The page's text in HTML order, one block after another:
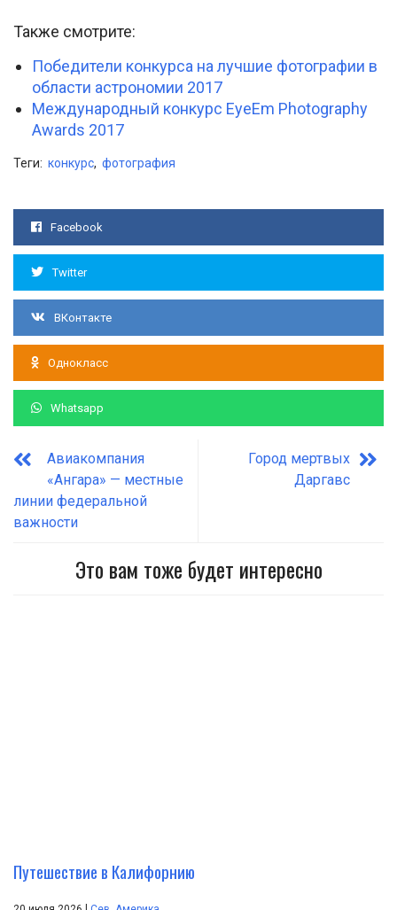
Также смотрите:
Победители конкурса на лучшие фотографии в
области астрономии 2017
Международный конкурс EyeEm Photography
Awards 2017
Теги: конкурс, фотография
Facebook
Twitter
ВКонтакте
Однокласс
Whatsapp
Авиакомпания
«Ангара» — местные
линии федеральной
важности
Город мертвых
Даргавс
Это вам тоже будет интересно
Путешествие в Калифорнию